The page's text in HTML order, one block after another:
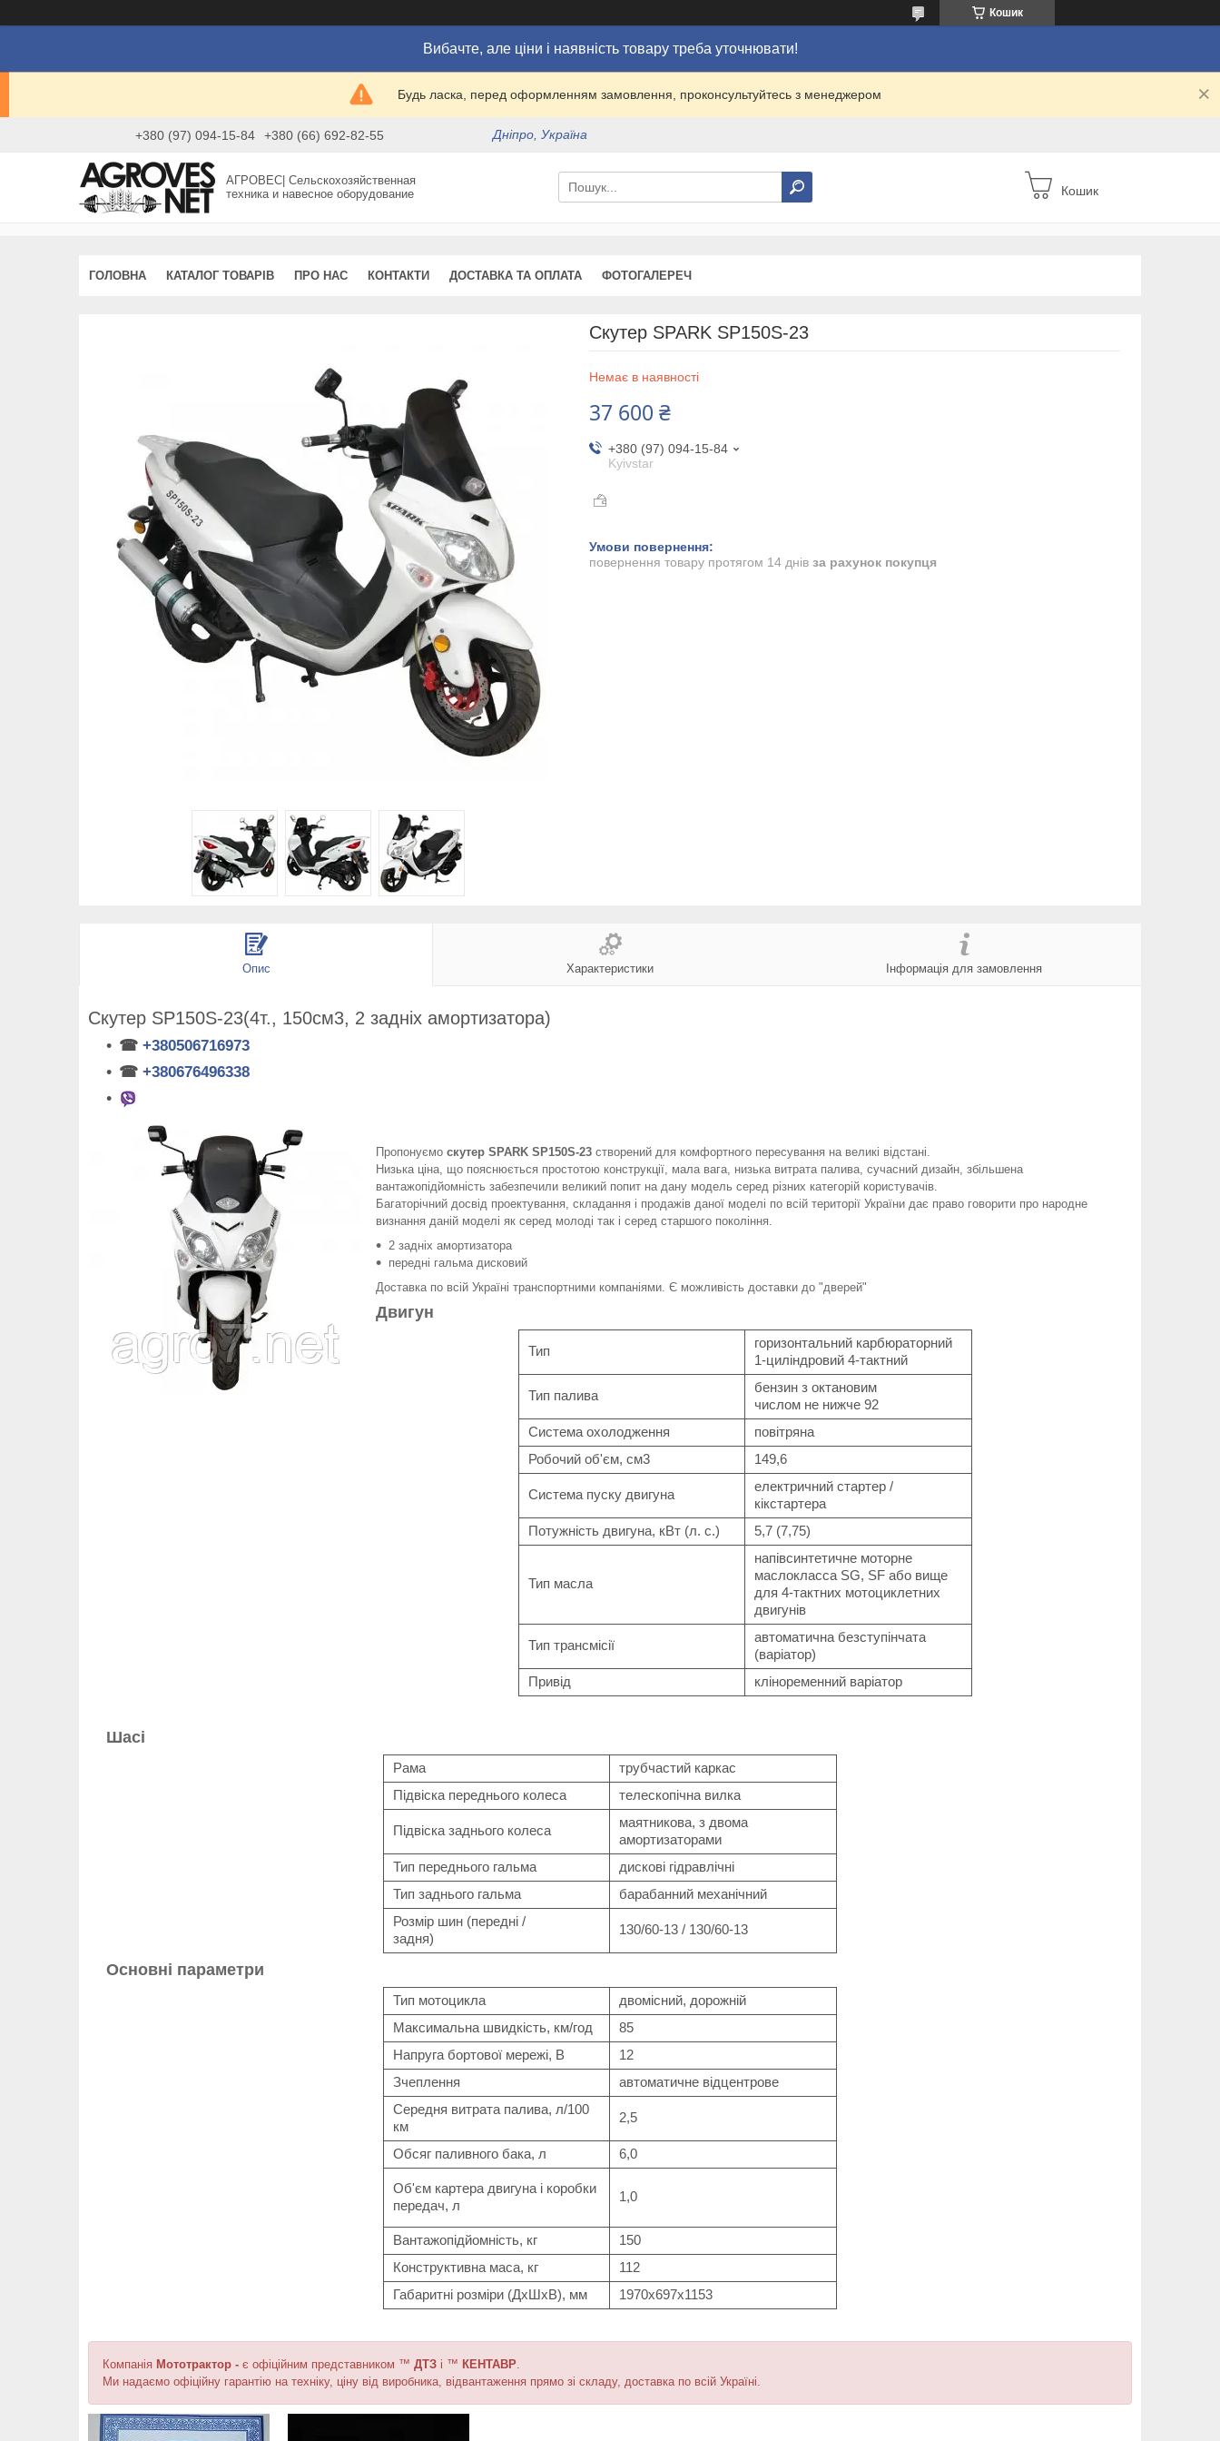
Кошик
Вибачте, але ціни і наявність товару треба уточнювати!
Будь ласка, перед оформленням замовлення, проконсультуйтесь з менеджером
+380 (97) 094-15-84 +380 (66) 692-82-55 Дніпро, Україна
АГРОВЕС| Сельскохозяйственная
техника и навесное оборудование
Кошик
ГОЛОВНА КАТАЛОГ ТОВАРІВ ПРО НАС КОНТАКТИ ДОСТАВКА ТА ОПЛАТА ФОТОГАЛЕРЕЧ
Скутер SPARK SP150S-23
Немає в наявності
37 600 ₴
+380 (97) 094-15-84
Kyivstar
повернення товару протягом 14 днів за рахунок покупця
Опис Характеристики Інформація для замовлення
Скутер SP150S-23(4т., 150см3, 2 задніх амортизатора)
☎ +380506716973
☎ +380676496338
Пропонуємо скутер SPARK SP150S-23 створений для комфортного пересування на великі відстані.
Низька ціна, що пояснюється простотою конструкції, мала вага, низька витрата палива, сучасний дизайн, збільшена
вантажопідйомність забезпечили великий попит на дану модель серед різних категорій користувачів.
Багаторічний досвід проектування, складання і продажів даної моделі по всій території України дає право говорити про народне
визнання даній моделі як серед молоді так і серед старшого покоління.
2 задніх амортизатора
передні гальма дисковий
Доставка по всій Україні транспортними компаніями. Є можливість доставки до "дверей"
Двигун
Тип
горизонтальний карбюраторний
1-циліндровий 4-тактний
Тип палива
бензин з октановим
числом не нижче 92
Система охолодження
повітряна
Робочий об'єм, см3
149,6
Система пуску двигуна
електричний стартер /
кікстартера
Потужність двигуна, кВт (л. с.)
5,7 (7,75)
Тип масла
напівсинтетичне моторне
маслокласса SG, SF або вище
для 4-тактних мотоциклетних
двигунів
Тип трансмісії
автоматична безступінчата
(варіатор)
Привід
кліноременний варіатор
Шасі
Рама
трубчастий каркас
Підвіска переднього колеса
телескопічна вилка
Підвіска заднього колеса
маятникова, з двома
амортизаторами
Тип переднього гальма
дискові гідравлічні
Тип заднього гальма
барабанний механічний
Розмір шин (передні /
задня)
130/60-13 / 130/60-13
Основні параметри
Тип мотоцикла
двомісний, дорожній
Максимальна швидкість, км/год
85
Напруга бортової мережі, В
12
Зчеплення
автоматичне відцентрове
Середня витрата палива, л/100
км
2,5
Обсяг паливного бака, л 6,0
Об'єм картера двигуна і коробки
передач, л
1,0
Вантажопідйомність, кг
150
Конструктивна маса, кг
112
Габаритні розміри (ДхШхВ), мм
1970x697x1153
Компанія Мототрактор - є офіційним представником ™ ДТЗ і ™ КЕНТАВР
Ми надаємо офіційну гарантію на техніку, ціну від виробника, відвантаження прямо зі складу, доставка по всій Україні.